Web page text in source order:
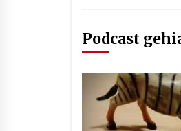
Podcast